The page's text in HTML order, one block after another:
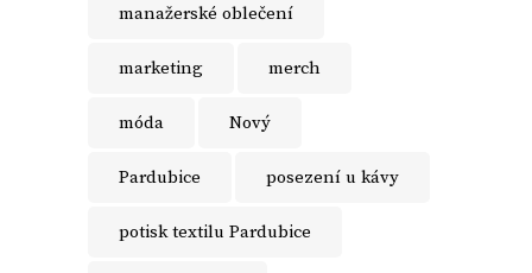
manažerské oblečení
marketing merch
móda Nový
Pardubice posezení u kávy
potisk textilu Pardubice